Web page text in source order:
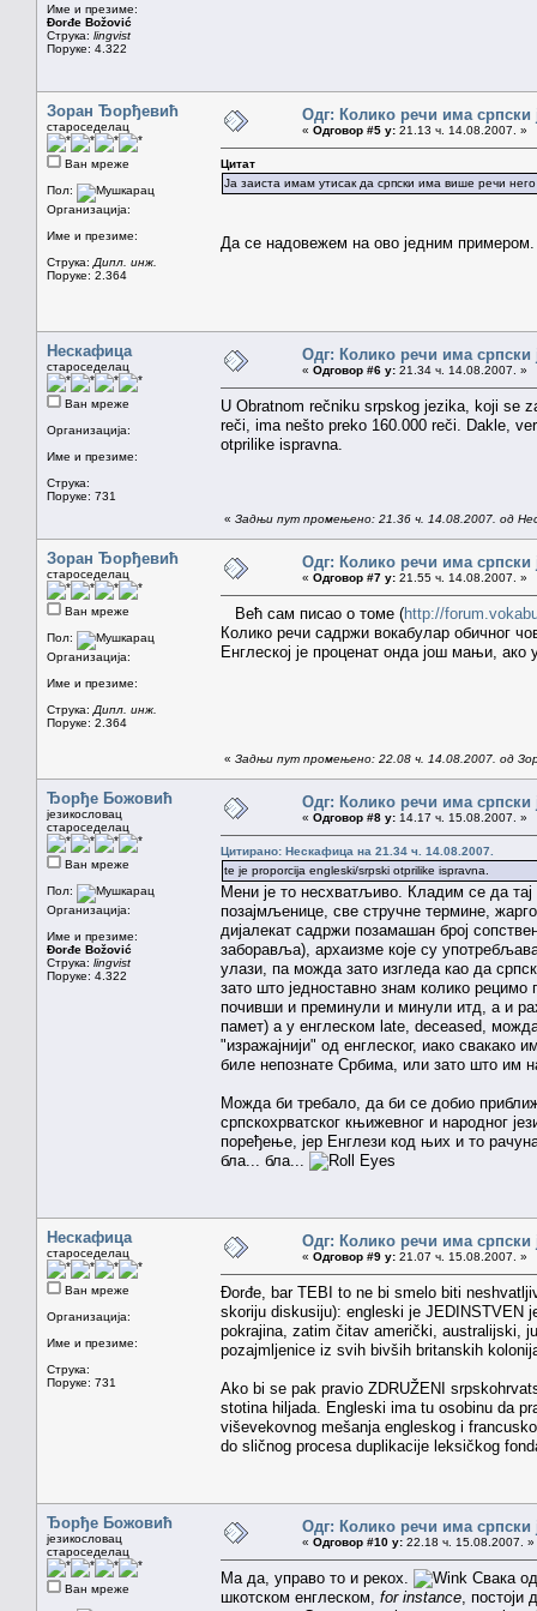
Име и презиме:
Đorđe Božović
Струка: lingvist
Поруке: 4.322
Зоран Ђорђевић
староседелац
Ван мреже
Пол:
Организација:
Име и презиме:
Струка: Дипл. инж.
Поруке: 2.364
Одг: Колико речи има српски
« Одговор #5 у: 21.13 ч. 14.08.2007. »
Цитат
Ја заиста имам утисак да српски има више речи него
Да се надовежем на ово једним
Нескафица
староседелац
Ван мреже
Организација:
Име и презиме:
Струка:
Поруке: 731
Одг: Колико речи има српски
« Одговор #6 у: 21.34 ч. 14.08.2007. »
U Obratnom rečniku srpskog jezika, koji se
reči, ima nešto preko 160.000 reči. Dakle,
otprilike ispravna.
« Задњи пут промењено: 21.36 ч. 14.08.2007. од
Зоран Ђорђевић
староседелац
Ван мреже
Пол:
Организација:
Име и презиме:
Струка: Дипл. инж.
Поруке: 2.364
Одг: Колико речи има српски
« Одговор #7 у: 21.55 ч. 14.08.2007. »
Већ сам писао о томе (http://
Колико речи садржи вокабулар обичног
Енглеској је проценат онда још мањи,
« Задњи пут промењено: 22.08 ч. 14.08.2007. од
Ђорђе Божовић
језикословац
староседелац
Ван мреже
Пол:
Организација:
Име и презиме:
Đorđe Božović
Струка: lingvist
Поруке: 4.322
Одг: Колико речи има српски
« Одговор #8 у: 14.17 ч. 15.08.2007. »
Цитирано: Нескафица на 21.34 ч. 14.08.2007.
te je proporcija engleski/srpski otprilike ispravna.
Мени је то несхватљиво. Кладим се да тај
позајмљенице, све стручне термине,
дијалекат садржи позамашан број
заборавља), архаизме које су
улази, па можда зато изгледа као да
зато што једноставно знам колико рецимо
почивши и преминули и минули итд, а и
памет) а у енглеском late, deceased,
"изражајнији" од енглеског, иако свакако
биле непознате Србима, или зато што им
Можда би требало, да би се добио
српскохрватског књижевног и народног
поређење, јер Енглези код њих и то
бла... бла...
Нескафица
староседелац
Ван мреже
Организација:
Име и презиме:
Струка:
Поруке: 731
Одг: Колико речи има српски
« Одговор #9 у: 21.07 ч. 15.08.2007. »
Đorđe, bar TEBI to ne bi smelo biti
skoriju diskusiju): engleski je JEDINSTVEN
pokrajina, zatim čitav američki, australijski,
pozajmljenice iz svih bivših britanskih
Ako bi se pak pravio ZDRUŽENI
stotina hiljada. Engleski ima tu osobinu da
viševekovnog mešanja engleskog i
do sličnog procesa duplikacije leksičkog
Ђорђе Божовић
језикословац
староседелац
Ван мреже
Одг: Колико речи има српски
« Одговор #10 у: 22.18 ч. 15.08.2007. »
Ма да, управо то и рекох.
Свака
шкотском енглеском, for instance ,